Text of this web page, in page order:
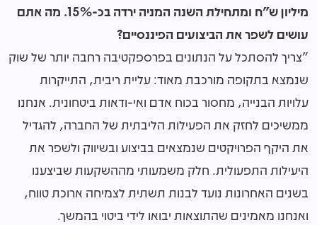
מיליון ש"ח ומתחילת השנה המניה ירדה בכ-15%. מה אתם
עושים לשפר את הביצועים הפיננסיים?
"צריך להסתכל על הנתונים בפרספקטיבה רחבה יותר של שוק
שנמצא בתקופה מורכבת מאוד: עליית ריבית, התייקרות
עלויות הבנייה, מחסור בכוח אדם ואי-ודאות ביטחונית. אנחנו
ממשיכים לחזק את הפעילות הליבתית של החברה, להגדיל
את היקף הפרויקטים שנמצאים בביצוע ובשיווק ולשפר את
היעילות התפעולית. חלק משמעותי מההשקעות שביצענו
בשנים האחרונות נועד לבנות תשתית לצמיחה ארוכת טווח,
ואנחנו מאמינים שהתוצאות יבואו לידי ביטוי בהמשך.